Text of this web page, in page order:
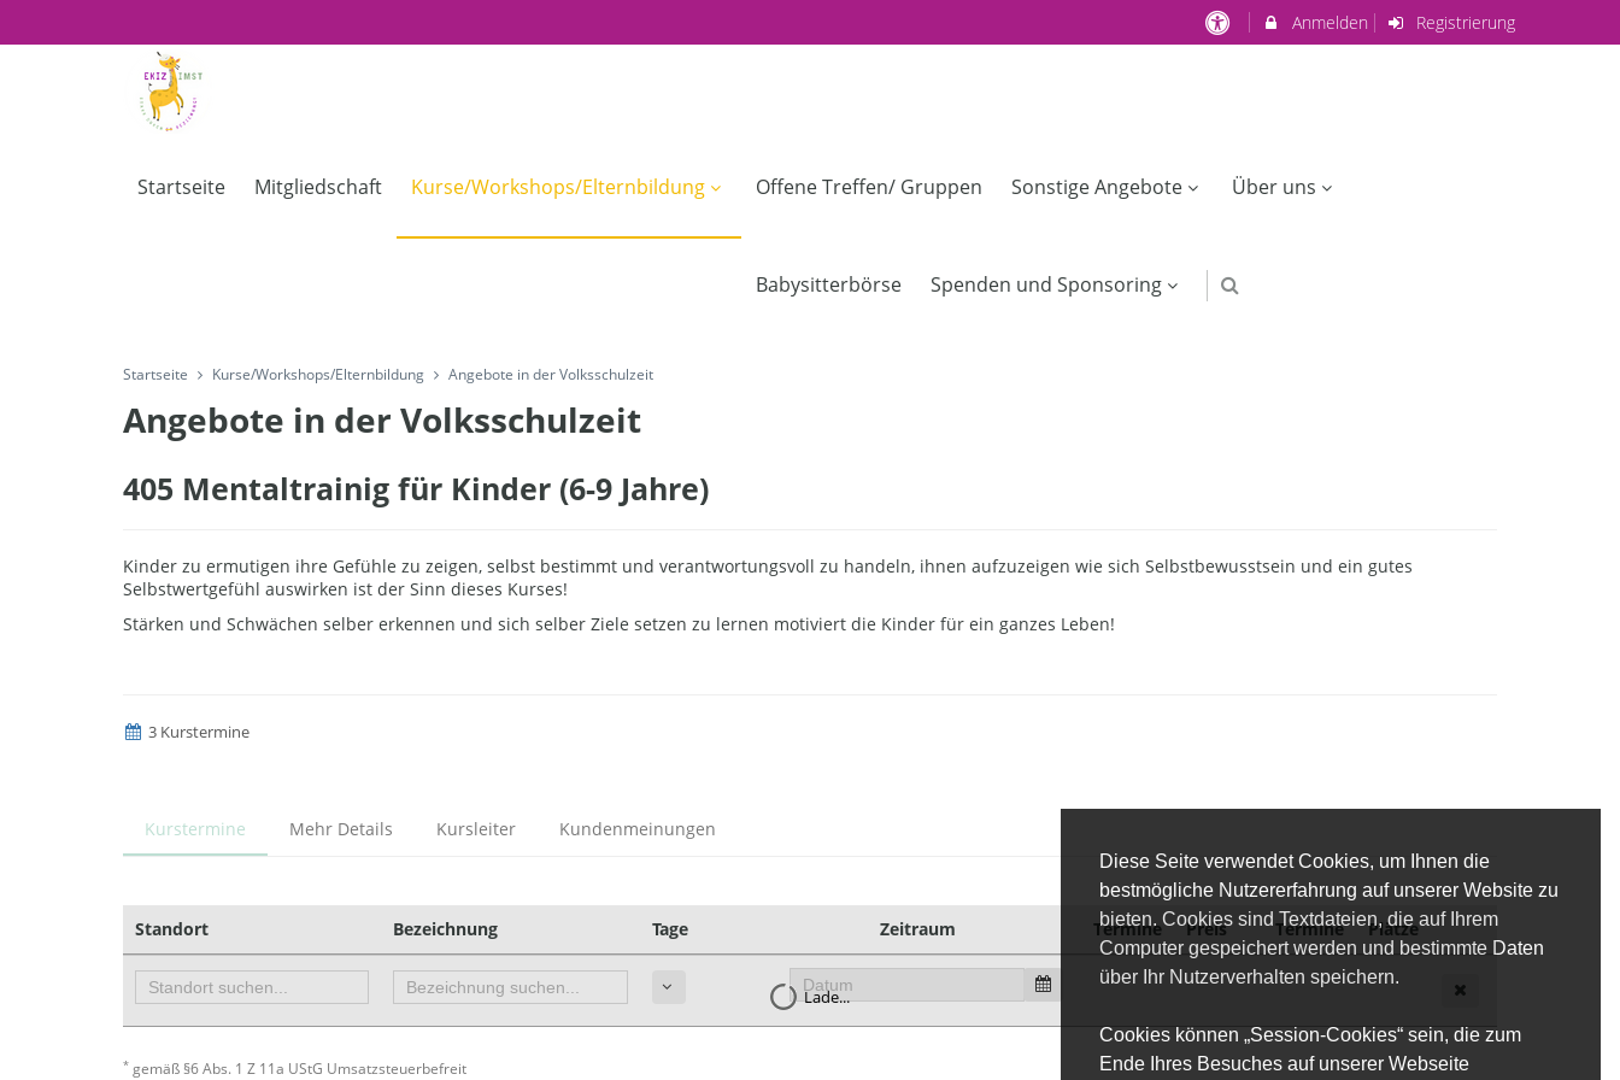
Diese Seite verwendet Cookies, um Ihnen die
bestmögliche Nutzererfahrung auf unserer Website zu
bieten. Cookies sind Textdateien, die auf Ihrem
Computer gespeichert werden und bestimmte Daten
über Ihr Nutzerverhalten speichern.
Cookies können „Session-Cookies“ sein, die zum
Ende Ihres Besuches auf unserer Webseite
Anmelden Registrierung
Startseite Mitgliedschaft Kurse/Workshops/Elternbildung Offene Treffen/ Gruppen Sonstige Angebote Über uns
Babysitterbörse Spenden und Sponsoring
Startseite Kurse/Workshops/Elternbildung Angebote in der Volksschulzeit
Angebote in der Volksschulzeit
405 Mentaltrainig für Kinder (6-9 Jahre)
Kinder zu ermutigen ihre Gefühle zu zeigen, selbst bestimmt und verantwortungsvoll zu handeln, ihnen aufzuzeigen wie sich Selbstbewusstsein und ein gutes
Selbstwertgefühl auswirken ist der Sinn dieses Kurses!
Stärken und Schwächen selber erkennen und sich selber Ziele setzen zu lernen motiviert die Kinder für ein ganzes Leben!
3 Kurstermine
Kurstermine Mehr Details Kursleiter Kundenmeinungen
Standort Bezeichnung Tage Zeitraum Termine Preis Termine Plätze
Lade...
* gemäß §6 Abs. 1 Z 11a UStG Umsatzsteuerbefreit